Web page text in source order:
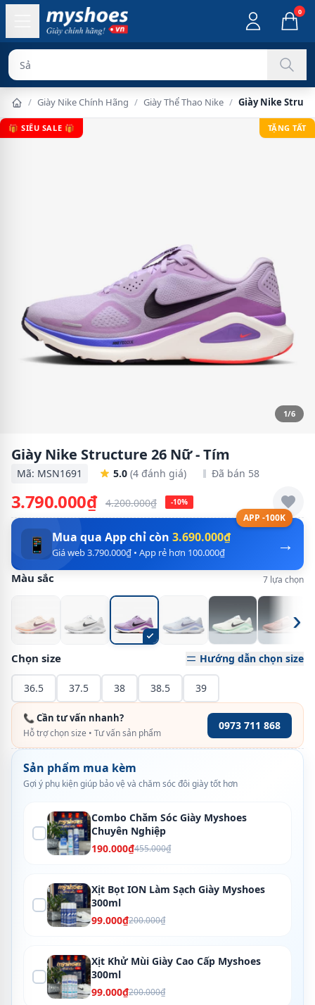
0
Sản phẩm chính
/ Giày Nike Chính Hãng / Giày Thể Thao Nike / Giày Nike
🎁 SIÊU SALE 🎁 TẶNG TẤT
1/6
Giày Nike Structure 26 Nữ - Tím
Mã: MSN1691 5.0 (4 đánh giá) Đã bán 58
3.790.000₫ 4.200.000₫ -10%
APP -100K
→
📱 Mua qua App chỉ còn 3.690.000₫
Giá web 3.790.000₫ • App rẻ hơn 100.000₫
Màu sắc 7 lựa chọn
›
Chọn size Hướng dẫn chọn size
36.5 37.5 38 38.5 39
📞 Cần tư vấn nhanh?
Hỗ trợ chọn size • Tư vấn sản phẩm
0973 711 868
Sản phẩm mua kèm
Gợi ý phụ kiện giúp bảo vệ và chăm sóc đôi giày tốt hơn
Combo Chăm Sóc Giày Myshoes
Chuyên Nghiệp
190.000₫455.000₫
Xịt Bọt ION Làm Sạch Giày Myshoes
300ml
99.000₫200.000₫
Xịt Khử Mùi Giày Cao Cấp Myshoes
300ml
99.000₫200.000₫